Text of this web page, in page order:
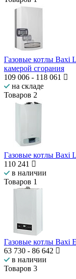
Газовые котлы Baxi
камерой сгорания
109 006 - 118 061
на складе
Товаров 2
Газовые котлы Baxi
110 241
в наличии
Товаров 1
Газовые котлы Baxi
63 730 - 86 642
в наличии
Товаров 3